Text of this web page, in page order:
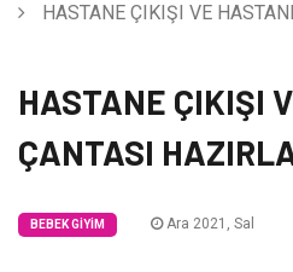
HASTANE ÇIKIŞI VE
HASTANE ÇIKIŞI
ÇANTASI
BEBEK GIYIM Ara 2021, Sal